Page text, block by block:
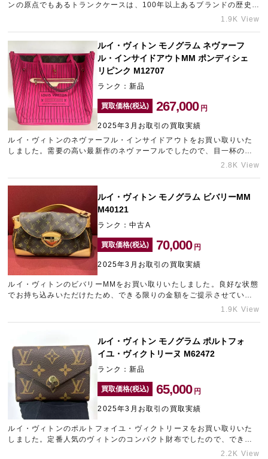
ンの原点でもあるトランクケースは、100年以上あるブランドの歴史を
感じる人気アイテムです。金具部分のメッキ剥げが見受けられました
東京エリアの宅配買取「ギャラリーレアLAB東京」までご相談くださ
い。いつでも無料・簡単にご利用いただける「LINE査定」や「宅配買
取」を承っております。
1.9K View
ルイ・ヴィトン モノグラム ネヴァーフ
ル・インサイドアウトMM ポンディシェ
リピンク M12707
ランク：新品
買取価格(税込) 267,000 円
2025年3月お取引の買取実績
ルイ・ヴィトンのネヴァーフル・インサイドアウトをお買い取りいた
しました。需要の高い最新作のネヴァーフルでしたので、目一杯の金
額をご提示させていただきました。どれくらいの金額になるかといっ
2.8K View
ルイ・ヴィトン モノグラム ビバリーMM
M40121
ランク：中古A
買取価格(税込) 70,000 円
2025年3月お取引の買取実績
ルイ・ヴィトンのビバリーMMをお買い取りいたしました。良好な状態
でお持ち込みいただけたため、できる限りの金額をご提示させていた
だきました。売却をお考えのブランドバッグがございましたら、心斎
1.9K View
ルイ・ヴィトン モノグラム ポルトフォ
イユ・ヴィクトリーヌ M62472
ランク：新品
買取価格(税込) 65,000 円
2025年3月お取引の買取実績
ルイ・ヴィトンのポルトフォイユ・ヴィクトリーヌをお買い取りいた
しました。定番人気のヴィトンのコンパクト財布でしたので、できる
限りの金額をご提示させていただきました。ご不要になられたブラン
2.2K View